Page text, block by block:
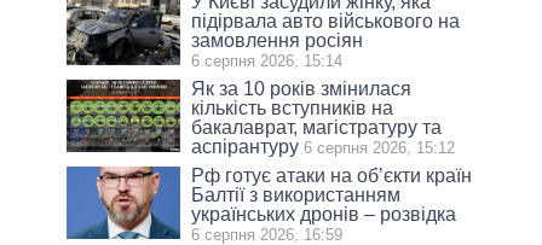
підірвала авто військового на
замовлення росіян
6 серпня 2026, 15:14
Як за 10 років змінилася
кількість вступників на
бакалаврат, магістратуру та
аспірантуру 6 серпня 2026, 15:12
Рф готує атаки на об’єкти країн
Балтії з використанням
українських дронів – розвідка
6 серпня 2026, 16:59